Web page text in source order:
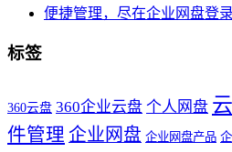
便捷管理，尽在企业网盘登
标签
360云盘 360企业云盘 个人网盘
件管理 企业网盘 企业网盘产品